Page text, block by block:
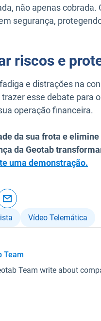
não apenas
segurança,
riscos e
e distrações na
esse debate para
operação financeira.
da sua frota e
da Geotab
uma demonstração.
Vídeo Telemática
Team
Team write about